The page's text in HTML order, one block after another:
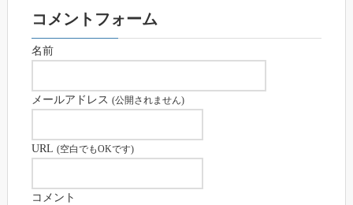
コメントフォーム
名前
メールアドレス (公開されません)
URL (空白でもOKです)
コメント